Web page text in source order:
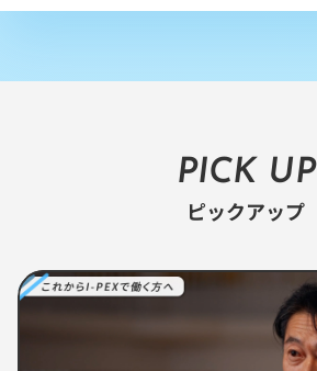
PICK UP
ピックアップ